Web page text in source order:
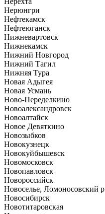
Нерюнгри
Нефтекамск
Нефтеюганск
Нижневартовск
Нижнекамск
Нижний Новгород
Нижний Тагил
Нижняя Тура
Новая Адыгея
Новая Усмань
Ново-Переделкино
Новоалександровск
Новоалтайск
Новое Девяткино
Новозыбков
Новокузнецк
Новокуйбышевск
Новомосковск
Новопавловск
Новороссийск
Новоселье, Ломоносовский
Новосибирск
Новотитаровская